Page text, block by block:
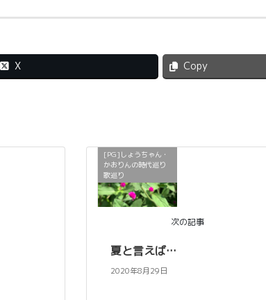
X Copy
[PG]しょうちゃん・
かおりんの時代巡り
歌巡り
次の記事
夏と言えば…
2020年8月29日